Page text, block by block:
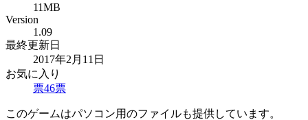
11MB
Version
1.09
最終更新日
2017年2月11日
お気に入り
票46票
このゲームはパソコン用のファイルも提供しています。